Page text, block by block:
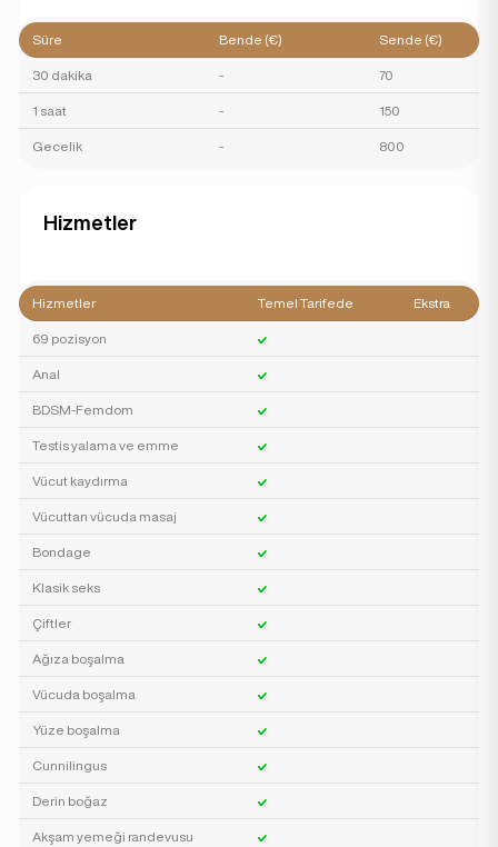
Süre Bende (€) Sende (€)
30 dakika - 70
1 saat - 150
Gecelik - 800
Hizmetler
Hizmetler Temel Tarifede Ekstra
69 pozisyon
Anal
BDSM-Femdom
Testis yalama ve emme
Vücut kaydırma
Vücuttan vücuda masaj
Bondage
Klasik seks
Çiftler
Ağıza boşalma
Vücuda boşalma
Yüze boşalma
Cunnilingus
Derin boğaz
Akşam yemeği randevusu